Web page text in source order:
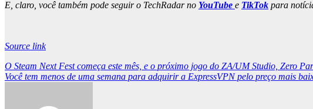
E, claro, você também pode seguir o TechRadar no YouTube e TikTok para
Source link
Post
navigation
O Steam Next Fest começa este mês, e o próximo jogo do ZA/UM Studio, Zero
Você tem menos de uma semana para adquirir a ExpressVPN pelo preço mais